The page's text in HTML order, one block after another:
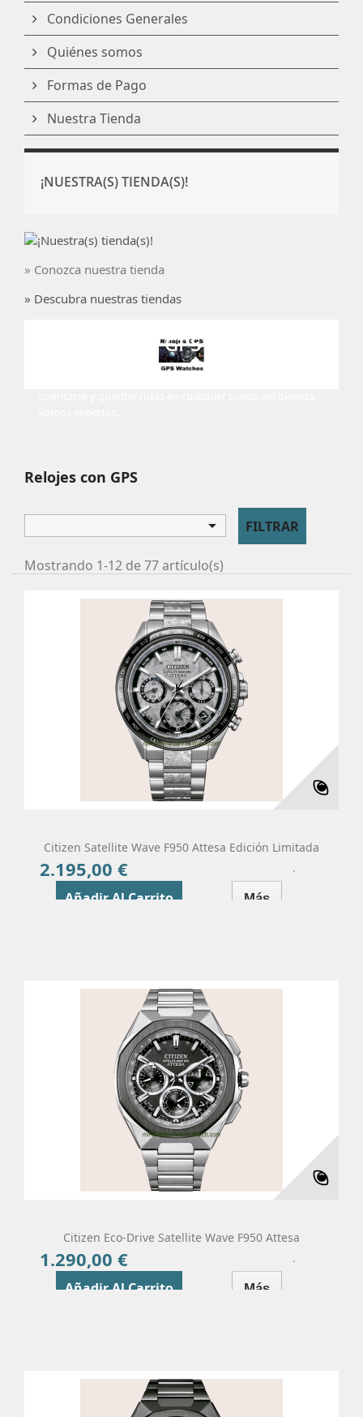
Condiciones Generales
Quiénes somos
Formas de Pago
Nuestra Tienda
¡NUESTRA(S) TIENDA(S)!
» Conozca nuestra tienda
» Descubra nuestras tiendas
RELOJES CON GPS
Relojes con GPS
 FILTRAR
Mostrando 1-12 de 77 artículo(s)
Citizen Satellite Wave F950 Attesa Edición Limitada
2.195,00 €
Añadir Al Carrito Más
Citizen Eco-Drive Satellite Wave F950 Attesa
1.290,00 €
Añadir Al Carrito Más